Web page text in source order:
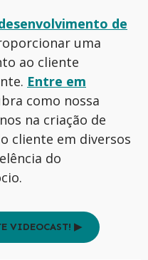
de
uma
ao cliente
Entre em
como nossa
na criação de
cliente em diversos
do
VIDEOCAST! ▶